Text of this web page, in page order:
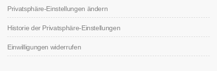
Privatsphäre-Einstellungen ändern
Historie der Privatsphäre-Einstellungen
Einwilligungen widerrufen